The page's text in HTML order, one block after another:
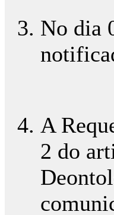
No dia
A
2 do